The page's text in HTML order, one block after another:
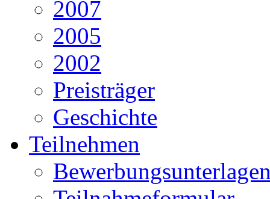
2007
2005
2002
Preisträger
Geschichte
Teilnehmen